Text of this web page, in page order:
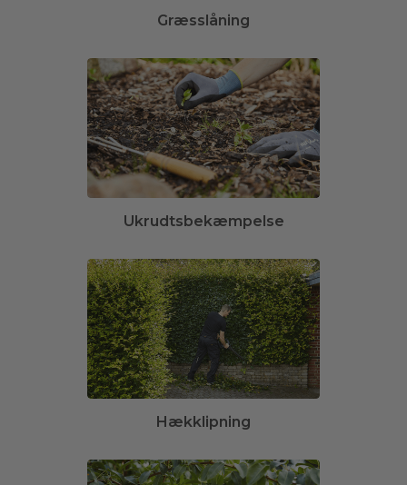
Græsslåning
Ukrudtsbekæmpelse
Hækklipning